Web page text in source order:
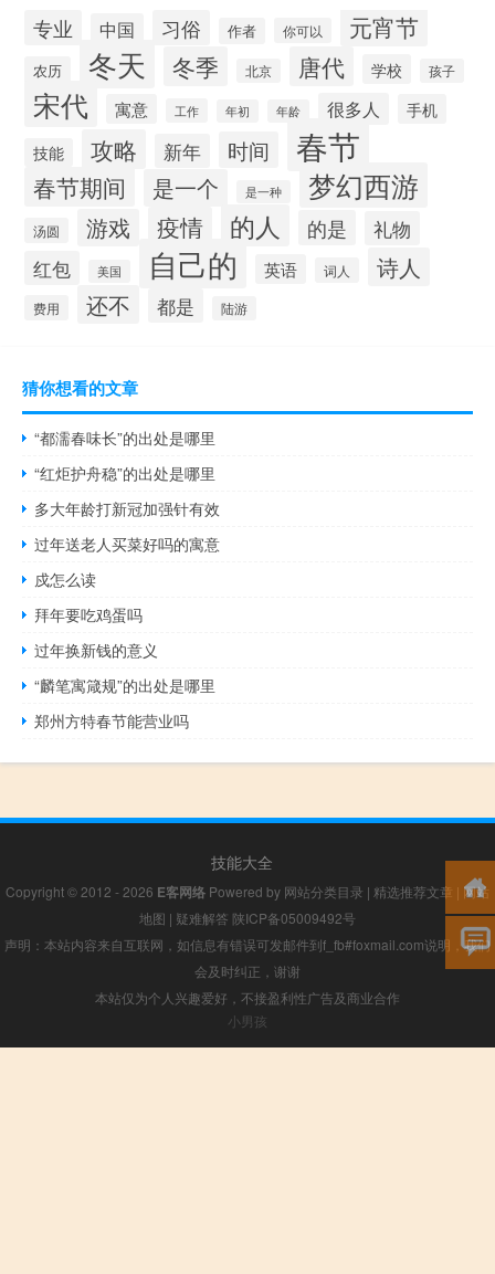
专业 中国 习俗 作者 你可以 元宵节
农历 冬天 冬季 北京 唐代 学校 孩子
宋代 寓意 工作 年初 年龄 很多人 手机
技能 攻略 新年 时间 春节
春节期间 是一个 是一种 梦幻西游
汤圆 游戏 疫情 的人 的是
礼物
红包
美国 自己的 英语 词人 诗人
费用 还不 都是 陆游
猜你想看的文章
“都濡春味长”的出处是哪里
“红炬护舟稳”的出处是哪里
多大年龄打新冠加强针有效
过年送老人买菜好吗的寓意
戍怎么读
拜年要吃鸡蛋吗
过年换新钱的意义
“麟笔寓箴规”的出处是哪里
郑州方特春节能营业吗
技能大全
Copyright © 2012 - 2026 E客网络 Powered by 网站分类目录 | 精选推荐文章 | 网站
地图 | 疑难解答 陕ICP备05009492号
声明：本站内容来自互联网，如信息有错误可发邮件到f_fb#foxmail.com说明，我们
会及时纠正，谢谢
本站仅为个人兴趣爱好，不接盈利性广告及商业合作
小男孩